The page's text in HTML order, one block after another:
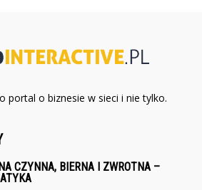
portal o biznesie w sieci i nie tylko.
CZYNNA, BIERNA I ZWROTNA –